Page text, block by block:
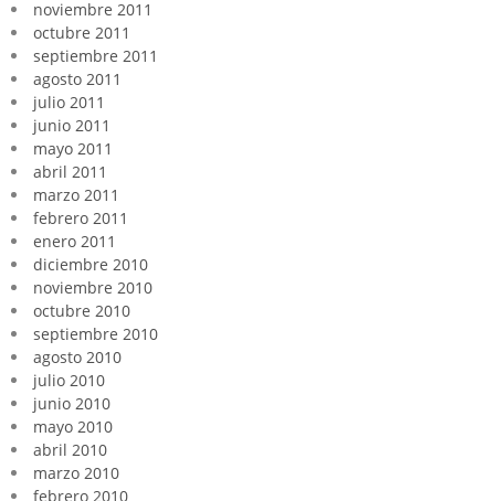
noviembre 2011
octubre 2011
septiembre 2011
agosto 2011
julio 2011
junio 2011
mayo 2011
abril 2011
marzo 2011
febrero 2011
enero 2011
diciembre 2010
noviembre 2010
octubre 2010
septiembre 2010
agosto 2010
julio 2010
junio 2010
mayo 2010
abril 2010
marzo 2010
febrero 2010